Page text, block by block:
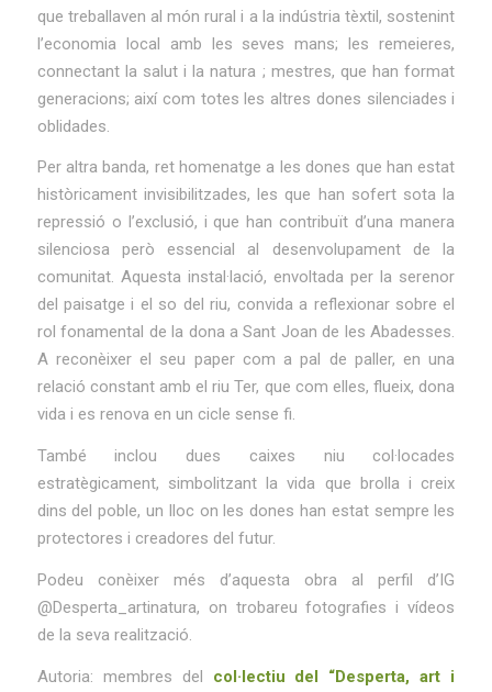
que treballaven al món rural i a la indústria tèxtil, sostenint
l’economia local amb les seves mans; les remeieres,
connectant la salut i la natura ; mestres, que han format
generacions; així com totes les altres dones silenciades i
oblidades.
Per altra banda, ret homenatge a les dones que han estat
històricament invisibilitzades, les que han sofert sota la
repressió o l’exclusió, i que han contribuït d’una manera
silenciosa però essencial al desenvolupament de la
comunitat. Aquesta instal·lació, envoltada per la serenor
del paisatge i el so del riu, convida a reflexionar sobre el
rol fonamental de la dona a Sant Joan de les Abadesses.
A reconèixer el seu paper com a pal de paller, en una
relació constant amb el riu Ter, que com elles, flueix, dona
vida i es renova en un cicle sense fi.
També inclou dues caixes niu col·locades
estratègicament, simbolitzant la vida que brolla i creix
dins del poble, un lloc on les dones han estat sempre les
protectores i creadores del futur.
Podeu conèixer més d’aquesta obra al perfil d’IG
@Desperta_artinatura, on trobareu fotografies i vídeos
de la seva realització.
Autoria: membres del col·lectiu del “Desperta, art i